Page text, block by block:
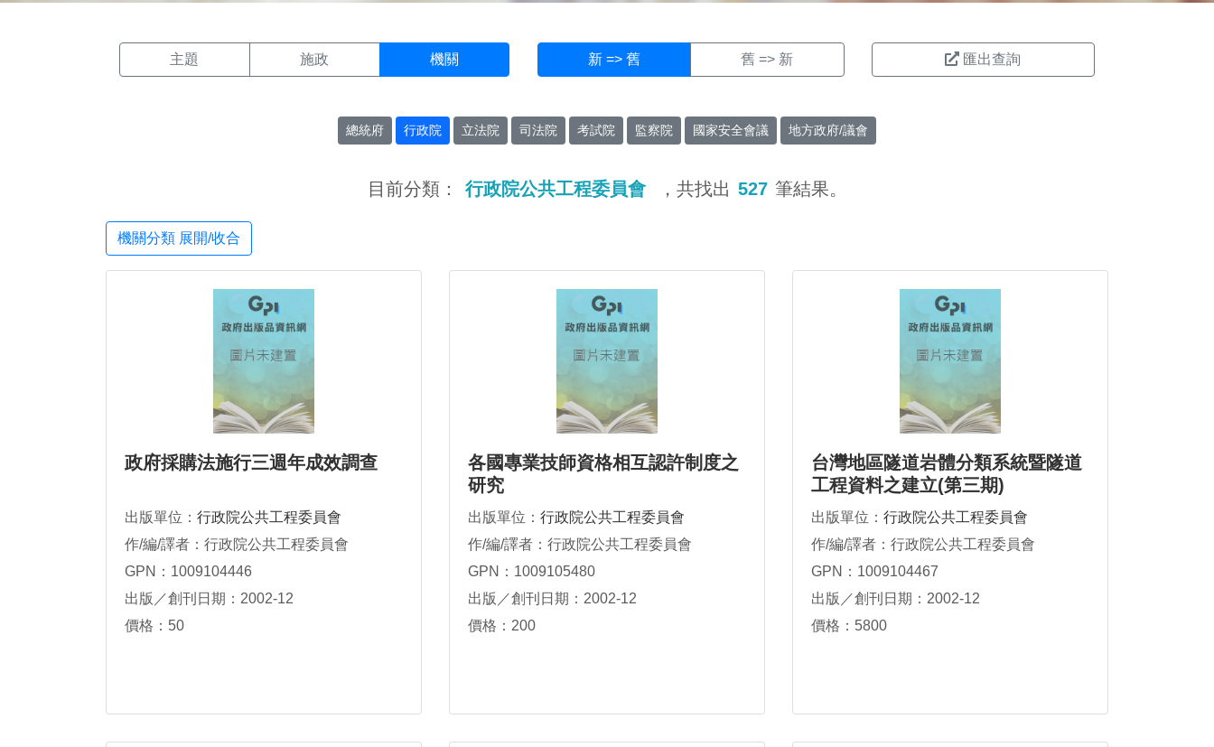
主題 施政 機關 新 => 舊 舊 => 新 匯出查詢
總統府 行政院 立法院 司法院 考試院 監察院 國家安全會議 地方政府/議會
目前分類： 行政院公共工程委員會 ，共找出 527 筆結果。
機關分類 展開/收合
政府採購法施行三週年成效調查
出版單位： 行政院公共工程委員會
作/編/譯者：行政院公共工程委員會
GPN：1009104446
出版／創刊日期：2002-12
價格：50
各國專業技師資格相互認許制度之
研究
出版單位： 行政院公共工程委員會
作/編/譯者：行政院公共工程委員會
GPN：1009105480
出版／創刊日期：2002-12
價格：200
台灣地區隧道岩體分類系統暨隧道
工程資料之建立(第三期)
出版單位： 行政院公共工程委員會
作/編/譯者：行政院公共工程委員會
GPN：1009104467
出版／創刊日期：2002-12
價格：5800